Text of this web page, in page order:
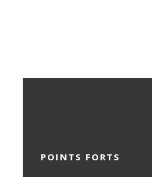
POINTS FORTS